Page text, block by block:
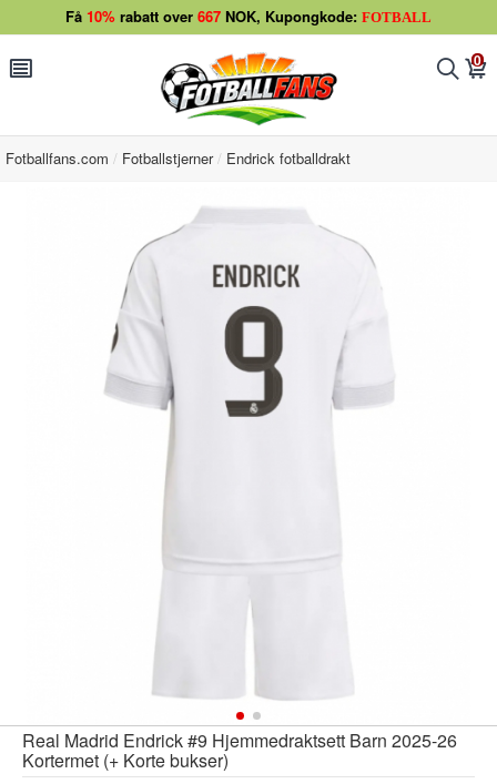
Få 10% rabatt over 667 NOK, Kupongkode: FOTBALL
󰂩 󰂨 0
󰃦
Fotballfans.com Fotballstjerner Endrick fotballdrakt
Real Madrid Endrick #9 Hjemmedraktsett Barn 2025-26
Kortermet (+ Korte bukser)